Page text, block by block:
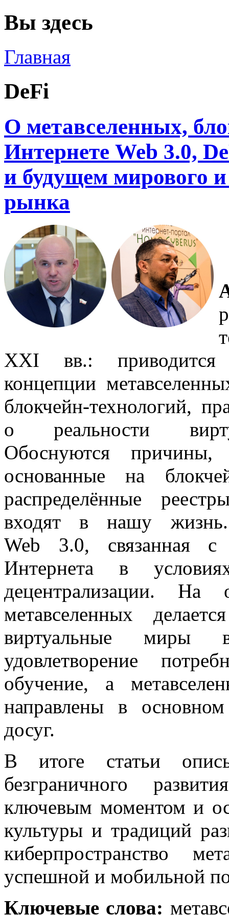
Вы здесь
Главная
DeFi
О метавселенных,
Интернете Web 3.0,
и будущем мирового
рынка
XXI вв.: приводится
концепции
блокчейн-технологий,
о реальности
Обоснуются
основанные на
распределённые
входят в нашу жизнь.
Web 3.0, связанная с
Интернета в
децентрализации. На
метавселенных
виртуальные миры
удовлетворение
обучение, а
направлены в
досуг.
В итоге статьи
безграничного
ключевым моментом и
культуры и традиций
киберпространство
успешной и мобильной
Ключевые слова: